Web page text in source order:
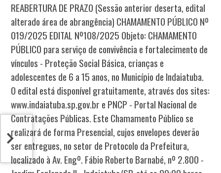
REABERTURA DE PRAZO (Sessão anterior deserta, edital
alterado área de abrangência) CHAMAMENTO PÚBLICO Nº
019/2025 EDITAL Nº108/2025 Objeto: CHAMAMENTO
PÚBLICO para serviço de convivência e fortalecimento de
vínculos - Proteção Social Básica, crianças e
adolescentes de 6 a 15 anos, no Município de Indaiatuba.
O edital está disponível gratuitamente, através dos sites:
www.indaiatuba.sp.gov.br e PNCP - Portal Nacional de
Contratações Públicas. Este Chamamento Público se
realizará de forma Presencial, cujos envelopes deverão
ser entregues, no setor de Protocolo da Prefeitura,
localizado à Av. Engº. Fábio Roberto Barnabé, nº 2.800 -